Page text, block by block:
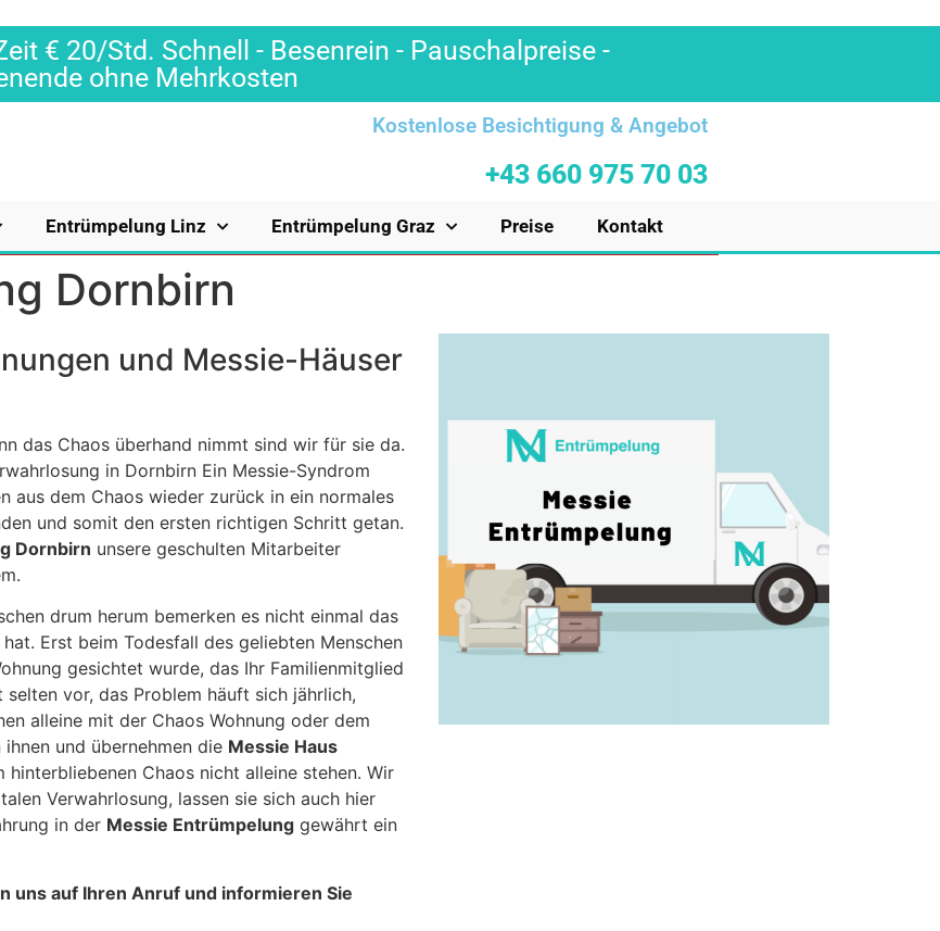
€ 20/Std. Schnell - Besenrein - Pauschalpreise -
ohne Mehrkosten
Kostenlose Besichtigung & Angebot
+43 660 975 70 03
Entrümpelung Linz Entrümpelung Graz Preise Kontakt
Dornbirn
und Messie-Häuser
das Chaos überhand nimmt sind wir für sie da.
in Dornbirn Ein Messie-Syndrom
aus dem Chaos wieder zurück in ein normales
und somit den ersten richtigen Schritt getan.
Dornbirn unsere geschulten Mitarbeiter
drum herum bemerken es nicht einmal das
Erst beim Todesfall des geliebten Menschen
gesichtet wurde, das Ihr Familienmitglied
vor, das Problem häuft sich jährlich,
alleine mit der Chaos Wohnung oder dem
ihnen und übernehmen die Messie Haus
hinterbliebenen Chaos nicht alleine stehen. Wir
Verwahrlosung, lassen sie sich auch hier
in der Messie Entrümpelung gewährt ein
uns auf Ihren Anruf und informieren Sie